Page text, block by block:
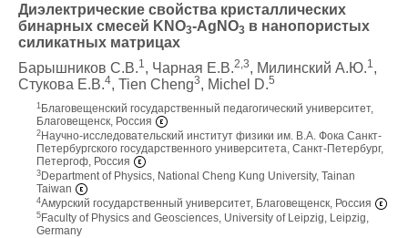
Диэлектрические свойства кристаллических
бинарных смесей KNO3-AgNO3 в нанопористых
силикатных матрицах
Барышников С.В.1, Чарная Е.В.2,3, Милинский А.Ю.1,
Стукова Е.В.4, Tien Cheng3, Michel D.5
1 Благовещенский государственный педагогический университет,
Благовещенск, Россия
2 Научно-исследовательский институт физики им. В.А. Фока Санкт-
Петербургского государственного университета, Санкт-Петербург,
Петергоф, Россия
3 Department of Physics, National Cheng Kung University, Tainan
Taiwan
4Амурский государственный университет, Благовещенск, Россия
5 Faculty of Physics and Geosciences, University of Leipzig, Leipzig,
Germany